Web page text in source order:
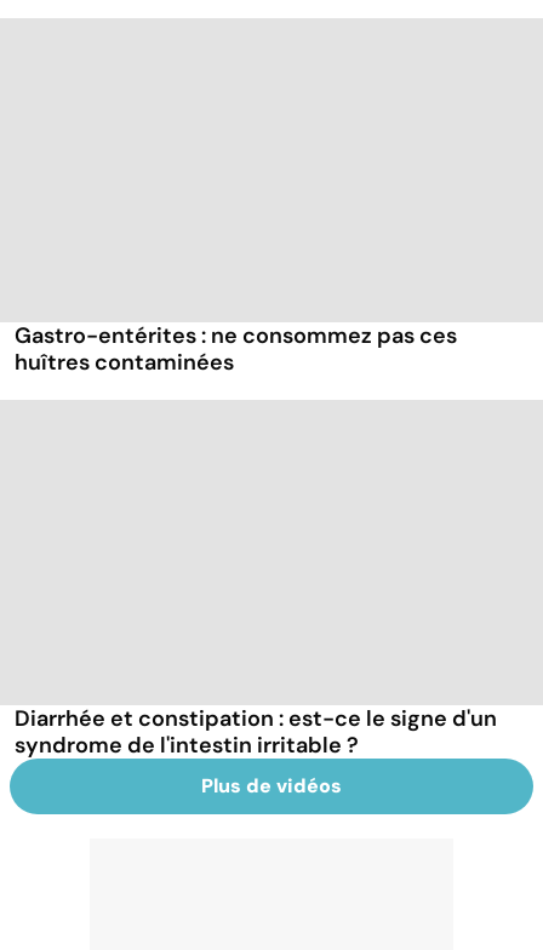
Gastro-entérites : ne consommez pas ces
huîtres contaminées
Diarrhée et constipation : est-ce le signe d'un
syndrome de l'intestin irritable ?
Plus de vidéos